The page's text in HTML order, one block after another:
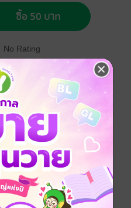
ซื้อ 50 บาท
No Rating
ติดตาม แชร์
pdf
29 มิถุนายน 2561
132 หน้า